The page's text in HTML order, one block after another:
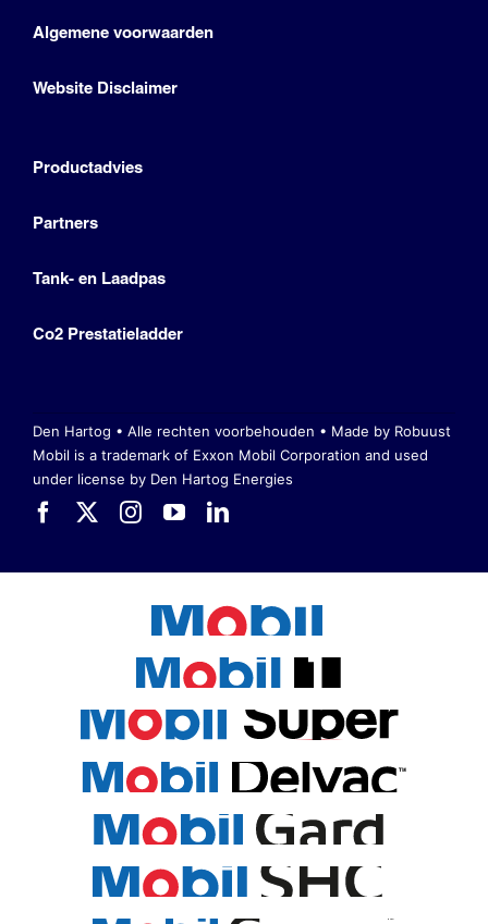
Algemene voorwaarden
Website Disclaimer
Productadvies
Partners
Tank- en Laadpas
Co2 Prestatieladder
Den Hartog • Alle rechten voorbehouden • Made by Robuust
Mobil is a trademark of Exxon Mobil Corporation and used
under license by Den Hartog Energies